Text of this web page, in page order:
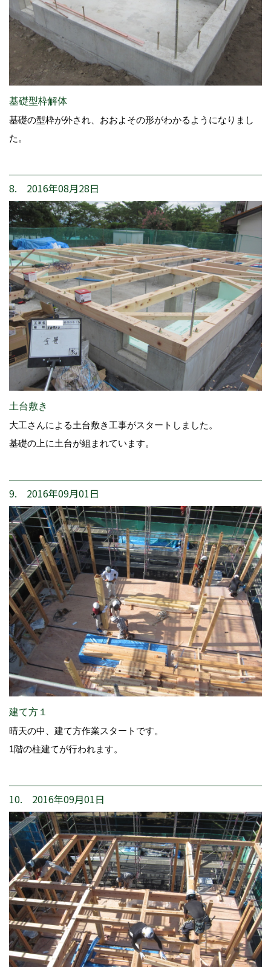
基礎型枠解体
基礎の型枠が外され、おおよその形がわかるようになりまし
た。
8. 2016年08月28日
土台敷き
大工さんによる土台敷き工事がスタートしました。
基礎の上に土台が組まれています。
9. 2016年09月01日
建て方１
晴天の中、建て方作業スタートです。
1階の柱建てが行われます。
10. 2016年09月01日